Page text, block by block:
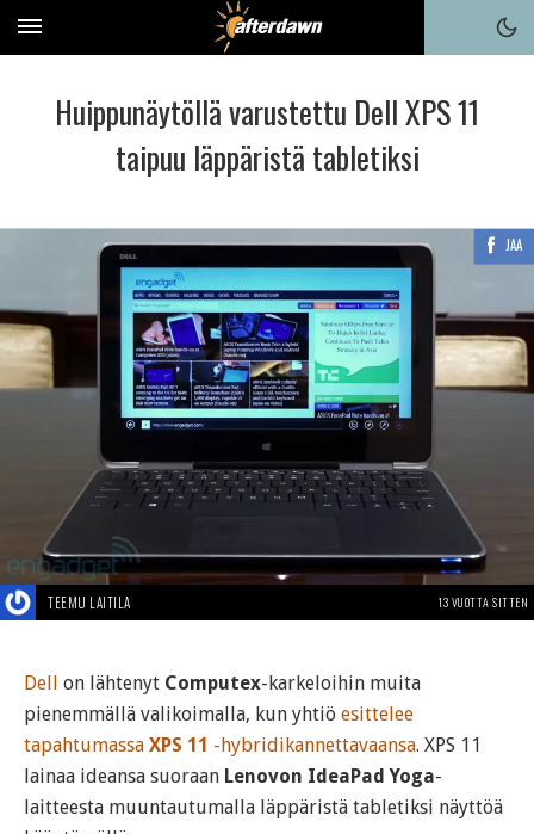
Huippunäytöllä varustettu Dell XPS 11
taipuu läppäristä tabletiksi
JAA
TEEMU LAITILA 13 VUOTTA SITTEN
Dell on lähtenyt Computex-karkeloihin muita
pienemmällä valikoimalla, kun yhtiö esittelee
tapahtumassa XPS 11 -hybridikannettavaansa. XPS 11
lainaa ideansa suoraan Lenovon IdeaPad Yoga-
laitteesta muuntautumalla läppäristä tabletiksi näyttöä